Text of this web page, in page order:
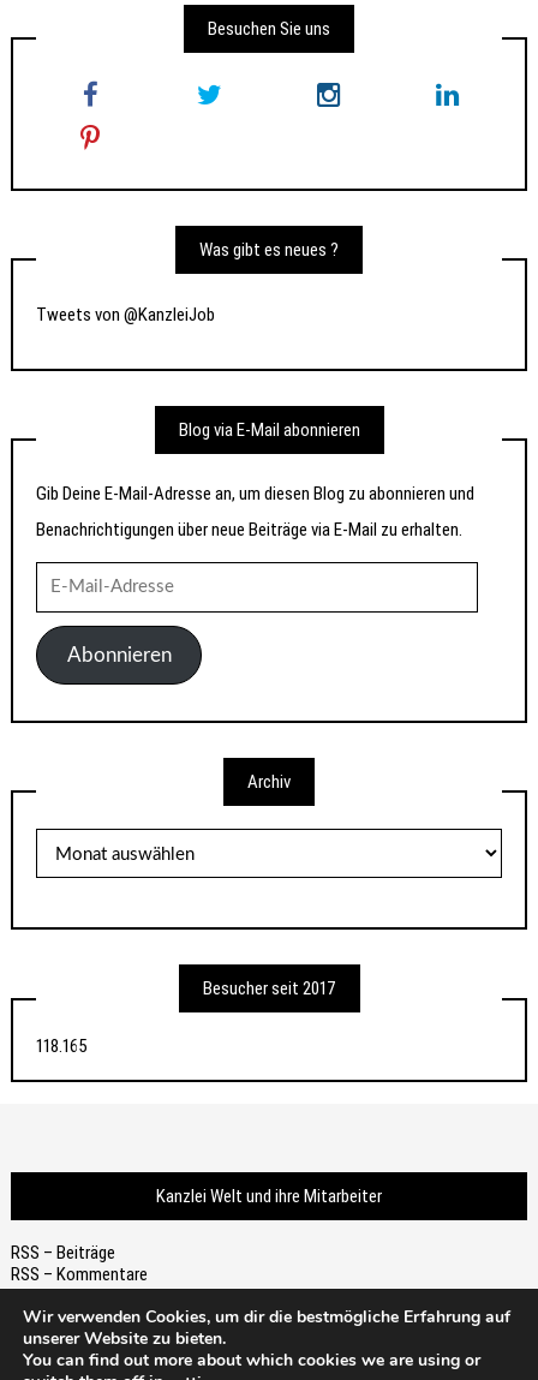
Besuchen Sie uns
Was gibt es neues ?
Tweets von @KanzleiJob
Blog via E-Mail abonnieren
Gib Deine E-Mail-Adresse an, um diesen Blog zu abonnieren und
Benachrichtigungen über neue Beiträge via E-Mail zu erhalten.
Mail-
AdresseAbonnieren
Archiv
Besucher seit 2017
118.165
Kanzlei Welt und ihre Mitarbeiter
RSS – Beiträge
RSS – Kommentare
Wir verwenden Cookies, um dir die bestmögliche Erfahrung auf
unserer Website zu bieten.
You can find out more about which cookies we are using or